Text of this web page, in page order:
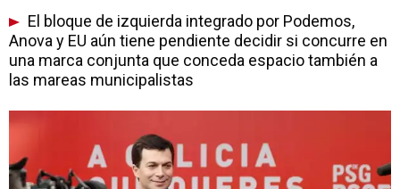
El bloque de izquierda integrado por Podemos,
Anova y EU aún tiene pendiente decidir si concurre en
una marca conjunta que conceda espacio también a
las mareas municipalistas